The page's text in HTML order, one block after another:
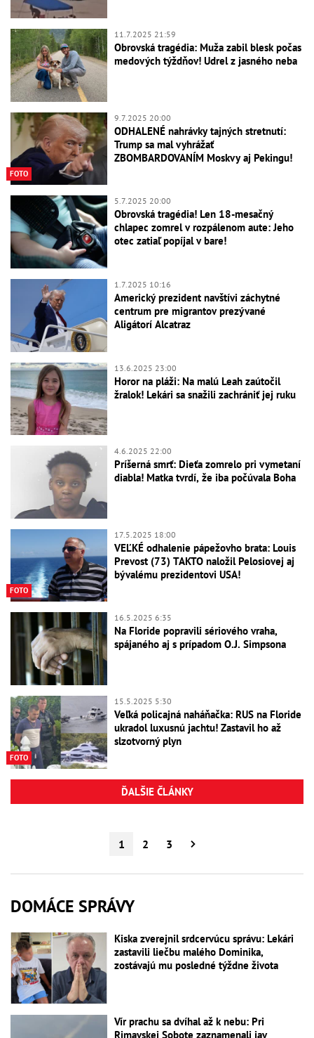
11.7.2025 21:59
Obrovská tragédia: Muža zabil blesk počas
medových týždňov! Udrel z jasného neba
FOTO
9.7.2025 20:00
ODHALENÉ nahrávky tajných stretnutí:
Trump sa mal vyhrážať
ZBOMBARDOVANÍM Moskvy aj Pekingu!
5.7.2025 20:00
Obrovská tragédia! Len 18-mesačný
chlapec zomrel v rozpálenom aute: Jeho
otec zatiaľ popíjal v bare!
1.7.2025 10:16
Americký prezident navštívi záchytné
centrum pre migrantov prezývané
Aligátorí Alcatraz
13.6.2025 23:00
Horor na pláži: Na malú Leah zaútočil
žralok! Lekári sa snažili zachrániť jej ruku
4.6.2025 22:00
Príšerná smrť: Dieťa zomrelo pri vymetaní
diabla! Matka tvrdí, že iba počúvala Boha
FOTO
17.5.2025 18:00
VEĽKÉ odhalenie pápežovho brata: Louis
Prevost (73) TAKTO naložil Pelosiovej aj
bývalému prezidentovi USA!
16.5.2025 6:35
Na Floride popravili sériového vraha,
spájaného aj s prípadom O.J. Simpsona
FOTO
15.5.2025 5:30
Veľká policajná naháňačka: RUS na Floride
ukradol luxusnú jachtu! Zastavil ho až
slzotvorný plyn
ĎALŠIE ČLÁNKY
1 2 3
DOMÁCE SPRÁVY
Kiska zverejnil srdcervúcu správu: Lekári
zastavili liečbu malého Dominika,
zostávajú mu posledné týždne života
Vír prachu sa dvíhal až k nebu: Pri
Rimavskej Sobote zaznamenali jav